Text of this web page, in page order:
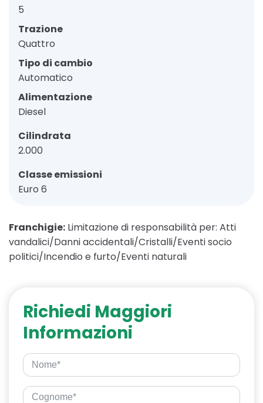
5
Trazione
Quattro
Tipo di cambio
Automatico
Alimentazione
Diesel
Cilindrata
2.000
Classe emissioni
Euro 6
Franchigie: Limitazione di responsabilità per: Atti
vandalici/Danni accidentali/Cristalli/Eventi socio
politici/Incendio e furto/Eventi naturali
Richiedi Maggiori
Informazioni